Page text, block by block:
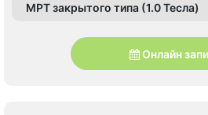
МРТ закрытого типа (1.0 Тесла)
Онлайн